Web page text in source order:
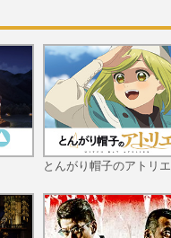
とんがり帽子のアトリエ